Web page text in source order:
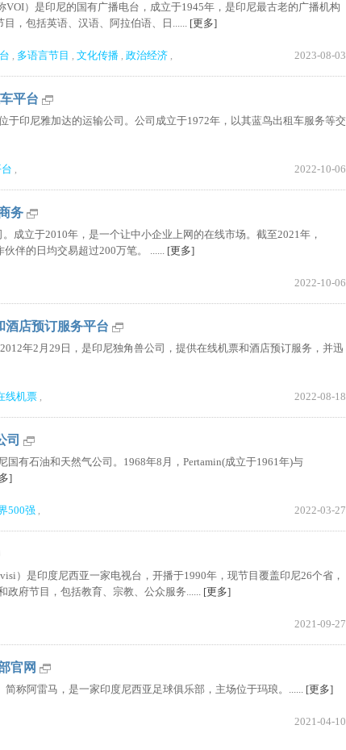
VOI）是印尼的国有广播电台，成立于1945年，是印尼最古老的广播机构
，包括英语、汉语、阿拉伯语、日...... [更多]
, 多语言节目 , 文化传播 , 政治经济 , 2023-08-03
平台
于印尼雅加达的运输公司。公司成立于1972年，以其蓝鸟出租车服务等交
, 2022-10-06
务
立于2010年，是一个让中小企业上网的在线市场。截至2021年，
伴的日均交易超过200万笔。 ...... [更多]
2022-10-06
酒店预订服务平台
年2月29日，是印尼独角兽公司，提供在线机票和酒店预订服务，并迅
线机票 , 2022-08-18
司
有石油和天然气公司。1968年8月，Pertamin(成立于1961年)与
]
500强 , 2022-03-27
）是印度尼西亚一家电视台，开播于1990年，现节目覆盖印尼26个省，
政府节目，包括教育、宗教、公众服务...... [更多]
2021-09-27
官网
简称阿雷马，是一家印度尼西亚足球俱乐部，主场位于玛琅。...... [更多]
2021-04-10
PearOCR|免费 OCR 图片转文字工具